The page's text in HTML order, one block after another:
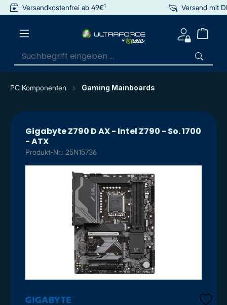
springen
Versandkostenfrei ab 49€1 Versand mit
PC Komponenten Gaming Mainboards
Gigabyte Z790 D AX - Intel Z790 - So. 1700
- ATX
Produkt-Nr.: 25N15736